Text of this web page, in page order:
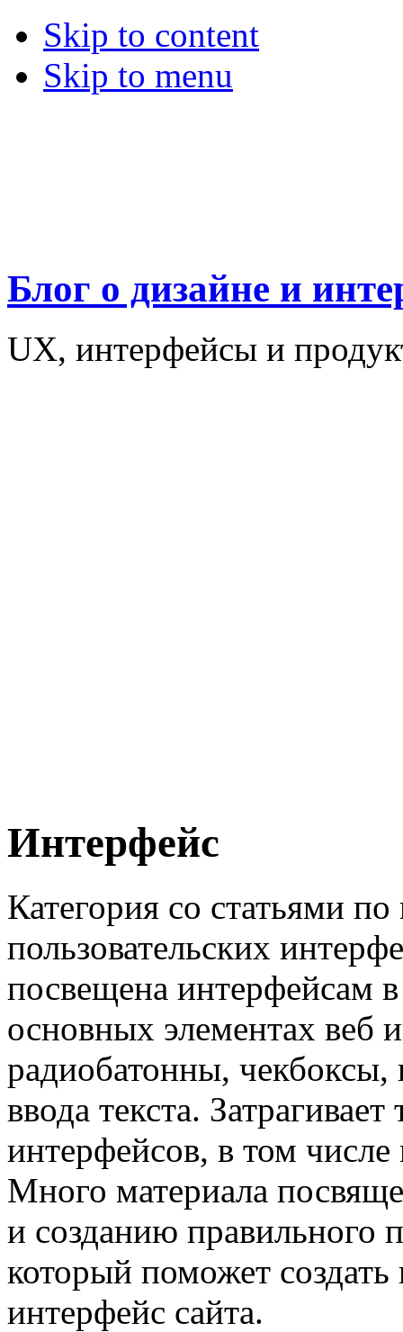
Skip to content
Skip to menu
Блог о дизайне и
UX, интерфейсы и
Интерфейс
Категория со cтатьями
пользовательских
посвещена интерфейсам в
основных элементах веб
радиобатонны,
ввода текста.
интерфейсов, в том
Много материала
и созданию правильного
который поможет
интерфейс сайта.